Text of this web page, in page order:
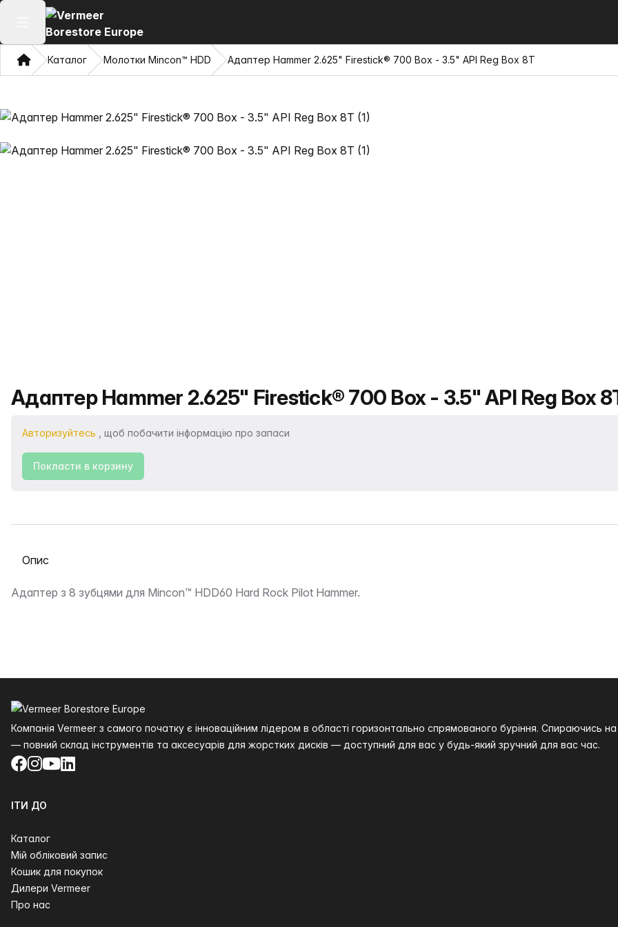
Відкрити головне меню
ДімКаталог Молотки Mincon™ HDD Адаптер Hammer 2.625" Firestick® 700 Box - 3.5" API Reg Box 8T
Назва продукту
Адаптер Hammer 2.625" Firestick® 700 Box - 3.5" API Reg Box
Авторизуйтесь , щоб побачити інформацію про запаси
Покласти в корзину
Виберіть вкладку
Опис
Адаптер з 8 зубцями для Mincon™ HDD60 Hard Rock Pilot Hammer.
Компанія Vermeer з самого початку є інноваційним лідером в області горизонтально спрямованого буріння. Спираючись
— повний склад інструментів та аксесуарів для жорстких дисків — доступний для вас у будь-який зручний для вас час.
Facebook
Instagram
YouTube
LinkedIn
ІТИ ДО
Каталог
Мій обліковий запис
Кошик для покупок
Дилери Vermeer
Про нас